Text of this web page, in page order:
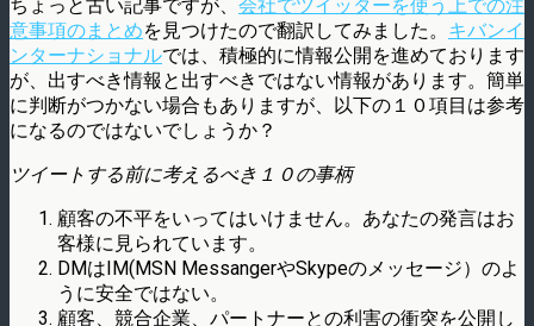
ちょっと古い記事ですが、 会社でツイッターを使う上での注
意事項のまとめを見つけたので翻訳してみました。 キバンイ
ンターナショナルでは、積極的に情報公開を進めております
が、出すべき情報と出すべきではない情報があります。簡単
に判断がつかない場合もありますが、以下の１０項目は参考
になるのではないでしょうか？
ツイートする前に考えるべき１０の事柄
顧客の不平をいってはいけません。あなたの発言はお
客様に見られています。
DMはIM(MSN MessangerやSkypeのメッセージ）のよ
うに安全ではない。
顧客、競合企業、パートナーとの利害の衝突を公開し